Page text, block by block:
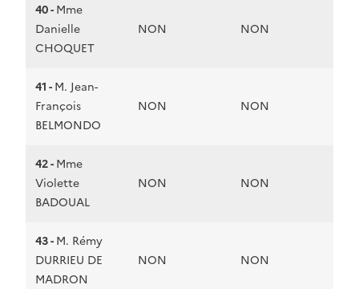
40 -Mme
Danielle
CHOQUET
NON NON
41 -M. Jean-
François
BELMONDO
NON NON
42 -Mme
Violette
BADOUAL
NON NON
43 -M. Rémy
DURRIEU DE
MADRON
NON NON